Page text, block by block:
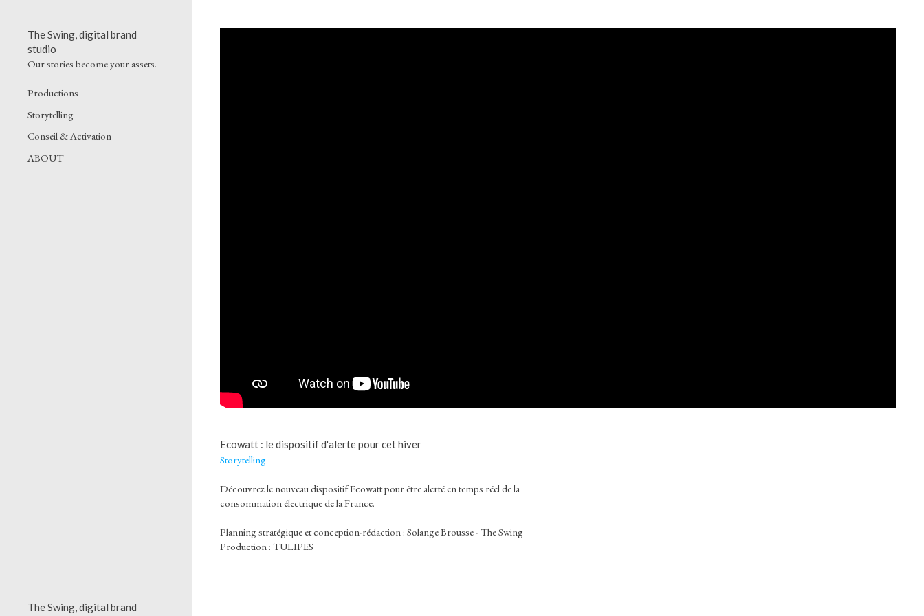
The Swing, digital brand
studio
Our stories become your assets.
Productions
Storytelling
Conseil & Activation
ABOUT
Ecowatt : le dispositif d'alerte pour cet hiver
Storytelling
Découvrez le nouveau dispositif Ecowatt pour être alerté en temps réel de la
consommation électrique de la France.
Planning stratégique et conception-rédaction : Solange Brousse - The Swing
Production : TULIPES
The Swing, digital brand